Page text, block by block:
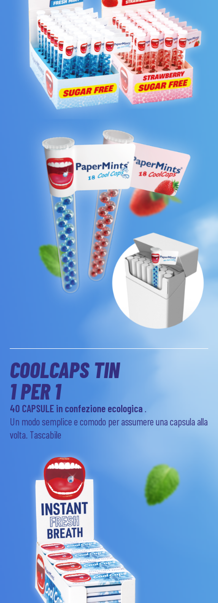
COOLCAPS TIN
1 PER 1
40 CAPSULE in confezione ecologica
Un modo semplice e comodo per assumere una capsula alla
volta. Tascabile